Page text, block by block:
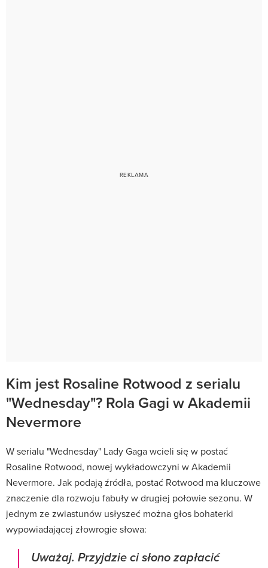
Kim jest Rosaline Rotwood z serialu
"Wednesday"? Rola Gagi w Akademii
Nevermore
W serialu "Wednesday" Lady Gaga wcieli się w postać
Rosaline Rotwood, nowej wykładowczyni w Akademii
Nevermore. Jak podają źródła, postać Rotwood ma kluczowe
znaczenie dla rozwoju fabuły w drugiej połowie sezonu. W
jednym ze zwiastunów usłyszeć można głos bohaterki
wypowiadającej złowrogie słowa:
Uważaj. Przyjdzie ci słono zapłacić